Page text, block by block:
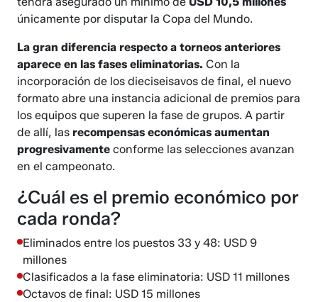
únicamente por disputar la Copa del Mundo.
La gran diferencia respecto a torneos anteriores
aparece en las fases eliminatorias.Con la
incorporación de los dieciseisavos de final, el nuevo
formato abre una instancia adicional de premios para
los equipos que superen la fase de grupos. A partir
de allí, lasrecompensas económicas aumentan
progresivamente conforme las selecciones avanzan
en el campeonato.
¿Cuál es el premio económico por
cada ronda?
Eliminados entre los puestos 33 y 48: USD 9
millones
Clasificados a la fase eliminatoria: USD 11 millones
Octavos de final: USD 15 millones